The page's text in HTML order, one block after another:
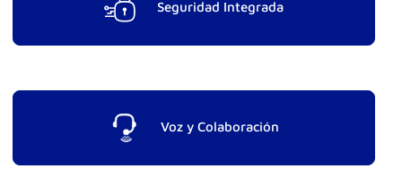
Seguridad Integrada
Voz y Colaboración